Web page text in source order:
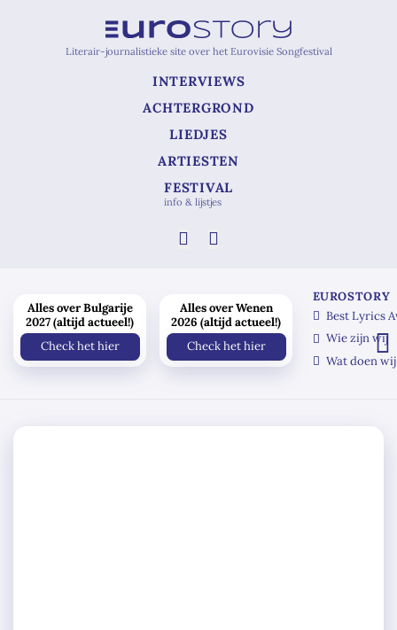
Literair-journalistieke site over het Eurovisie Songfestival
INTERVIEWS
ACHTERGROND
LIEDJES
ARTIESTEN
FESTIVAL
info & lijstjes
Alles over Bulgarije
2027 (altijd actueel!)
Check het hier
Alles over Wenen
2026 (altijd actueel!)
Check het hier
EUROSTORY
Best Lyrics
Wie zijn wij
Wat doen wij